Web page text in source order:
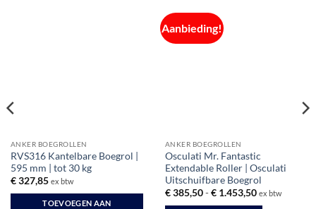
ANKER BOEGROLLEN
RVS316 Kantelbare Boegrol |
595 mm | tot 30 kg
€327,85 ex btw
TOEVOEGEN AAN
Aanbieding!
ANKER BOEGROLLEN
Osculati Mr. Fantastic
Extendable Roller | Osculati
Uitschuifbare Boegrol
€385,50 - €1.453,50Prijsklasse:
ex btw